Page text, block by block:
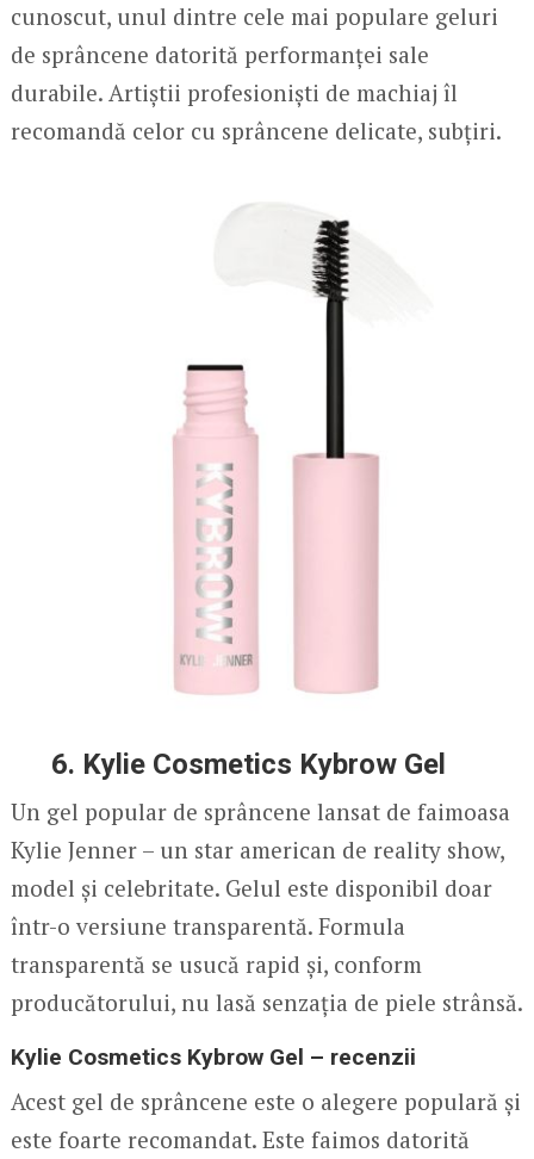
cunoscut, unul dintre cele mai populare geluri
de sprâncene datorită performanței sale
durabile. Artiștii profesioniști de machiaj îl
recomandă celor cu sprâncene delicate, subțiri.
6. Kylie Cosmetics Kybrow Gel
Un gel popular de sprâncene lansat de faimoasa
Kylie Jenner – un star american de reality show,
model și celebritate. Gelul este disponibil doar
într-o versiune transparentă. Formula
transparentă se usucă rapid și, conform
producătorului, nu lasă senzația de piele strânsă.
Kylie Cosmetics Kybrow Gel – recenzii
Acest gel de sprâncene este o alegere populară și
este foarte recomandat. Este faimos datorită